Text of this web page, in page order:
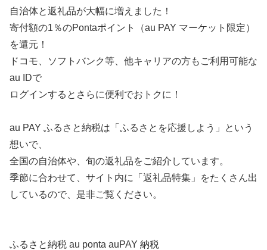
自治体と返礼品が大幅に増えました！
寄付額の1％のPontaポイント（au PAY マーケット限定）
を還元！
ドコモ、ソフトバンク等、他キャリアの方もご利用可能な
au IDで
ログインするとさらに便利でおトクに！
au PAY ふるさと納税は「ふるさとを応援しよう」という
想いで、
全国の自治体や、旬の返礼品をご紹介しています。
季節に合わせて、サイト内に「返礼品特集」をたくさん出
しているので、是非ご覧ください。
ふるさと納税 au ponta auPAY 納税